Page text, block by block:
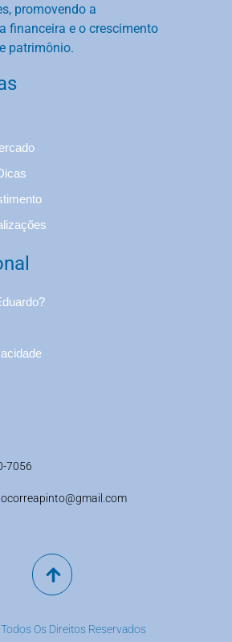
promovendo a
financeira e o crescimento
patrimônio.
7056
Os Direitos Reservados